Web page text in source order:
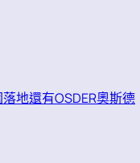
地還有OSDER奧斯德